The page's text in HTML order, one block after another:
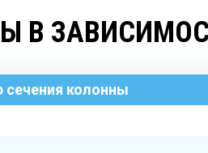
В
колонны